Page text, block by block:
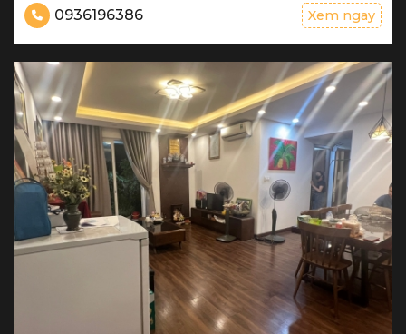
0936196386 Xem ngay